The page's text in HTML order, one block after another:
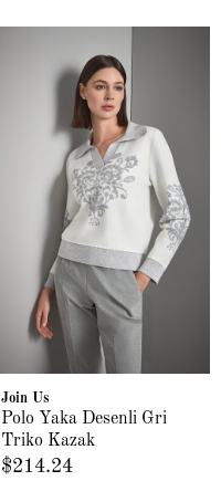
Join Us
Polo Yaka Desenli Gri
Triko Kazak
$214.24